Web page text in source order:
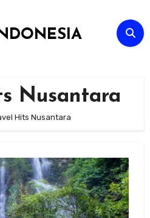
Nusantara
Hits Nusantara